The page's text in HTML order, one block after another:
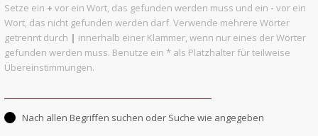
Setze ein + vor ein Wort, das gefunden werden muss und ein - vor ein
Wort, das nicht gefunden werden darf. Verwende mehrere Wörter
getrennt durch | innerhalb einer Klammer, wenn nur eines der Wörter
gefunden werden muss. Benutze ein * als Platzhalter für teilweise
Übereinstimmungen.
Nach allen Begriffen suchen oder Suche wie angegeben